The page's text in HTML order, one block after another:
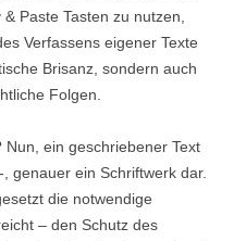
Paste Tasten zu nutzen,
Verfassens eigener Texte
Brisanz, sondern auch
Folgen.
ein geschriebener Text
genauer ein Schriftwerk dar.
die notwendige
– den Schutz des